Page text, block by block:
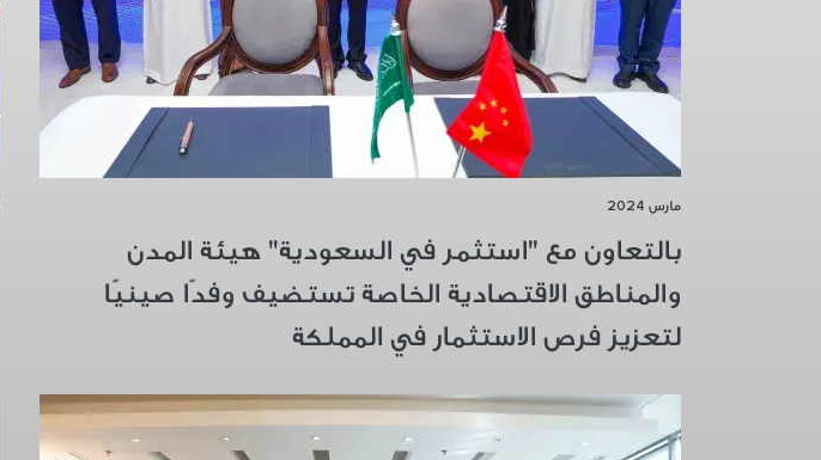
مارس 2024
بالتعاون مع "استثمر في السعودية" هيئة المدن
والمناطق الاقتصادية الخاصة تستضيف وفدًا صينيًا
لتعزيز فرص الاستثمار في المملكة